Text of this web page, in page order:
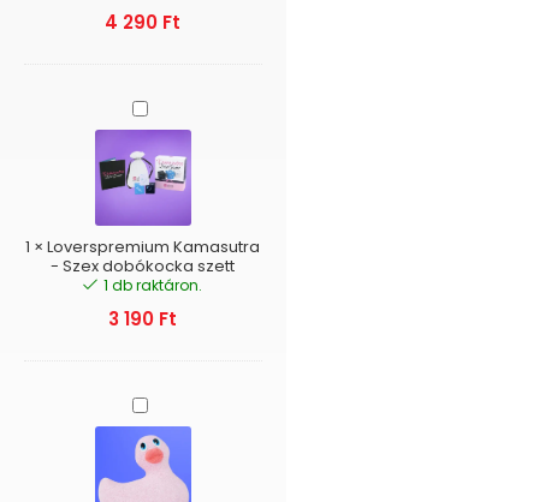
4 290 Ft
Loverspremium
Kamasutra
-
Szex
dobókocka
szett
1 ×Loverspremium Kamasutra
- Szex dobókocka szett
1 db raktáron.
3 190 Ft
Big
Teaze
Toys
I